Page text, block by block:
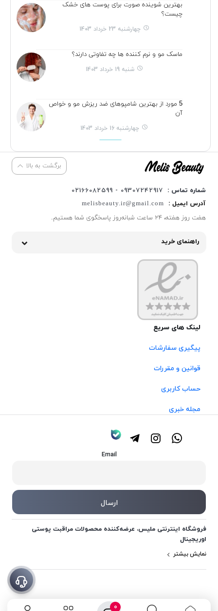
بهترین شوینده صورت برای پوست های خشک
چیست؟
چهارشنبه 23 خرداد 1403
ماسک مو و نرم کننده ها چه تفاوتی دارند؟
شنبه 19 خرداد 1403
5 مورد از بهترین شامپوهای ضد ریزش مو و خواص
آن
چهارشنبه 16 خرداد 1403
0
برگشت به بالا
شماره تماس :
09307242917 - 02166082599
آدرس ایمیل :
melisbeauty.ir@gmail.com
هفت روز هفته، ۲۴ ساعت شبانه‌روز پاسخگوی شما هستیم.
راهنمای خرید
لینک های سریع
پیگیری سفارشات
قوانین و مقررات
حساب کاربری
مجله خبری
Email
فروشگاه اینترنتی ملیس، عرضه‌کننده محصولات مراقبت پوستی
اوریجینال
نمایش بیشتر